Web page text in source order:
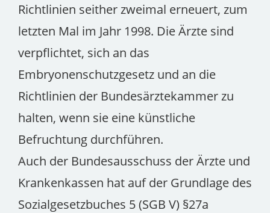
Richtlinien seither zweimal erneuert, zum
letzten Mal im Jahr 1998. Die Ärzte sind
verpflichtet, sich an das
Embryonenschutzgesetz und an die
Richtlinien der Bundesärztekammer zu
halten, wenn sie eine künstliche
Befruchtung durchführen.
Auch der Bundesausschuss der Ärzte und
Krankenkassen hat auf der Grundlage des
Sozialgesetzbuches 5 (SGB V) §27a